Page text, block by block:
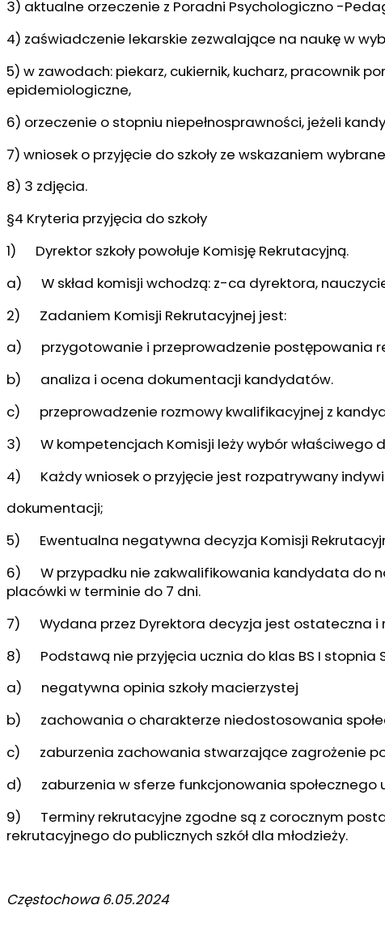
3) aktualne orzeczenie z Poradni Psychologiczno -
4) zaświadczenie lekarskie zezwalające na naukę w
5) w zawodach: piekarz, cukiernik, kucharz, pracownik
epidemiologiczne,
6) orzeczenie o stopniu niepełnosprawności, jeżeli
7) wniosek o przyjęcie do szkoły ze wskazaniem
8) 3 zdjęcia.
§4 Kryteria przyjęcia do szkoły
1) Dyrektor szkoły powołuje Komisję Rekrutacyjną.
a) W skład komisji wchodzą: z-ca dyrektora,
2) Zadaniem Komisji Rekrutacyjnej jest:
a) przygotowanie i przeprowadzenie postępowania
b) analiza i ocena dokumentacji kandydatów.
c) przeprowadzenie rozmowy kwalifikacyjnej z
3) W kompetencjach Komisji leży wybór właściwego
4) Każdy wniosek o przyjęcie jest rozpatrywany
dokumentacji;
5) Ewentualna negatywna decyzja Komisji
6) W przypadku nie zakwalifikowania kandydata do
placówki w terminie do 7 dni.
7) Wydana przez Dyrektora decyzja jest ostateczna i
8) Podstawą nie przyjęcia ucznia do klas BS I stopnia
a) negatywna opinia szkoły macierzystej
b) zachowania o charakterze niedostosowania
c) zaburzenia zachowania stwarzające zagrożenie
d) zaburzenia w sferze funkcjonowania społecznego
9) Terminy rekrutacyjne zgodne są z corocznym
rekrutacyjnego do publicznych szkół dla młodzieży.
Częstochowa 6.05.2024